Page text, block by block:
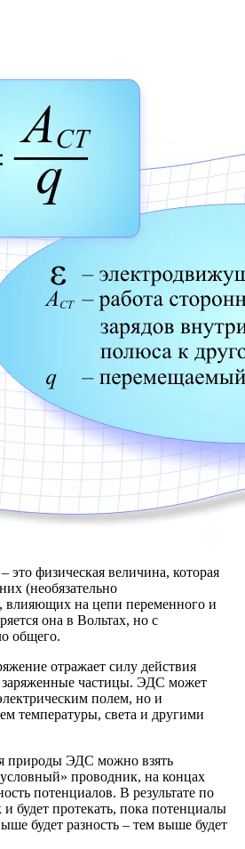
это физическая величина, которая
(необязательно
влияющих на цепи переменного и
она в Вольтах, но с
общего.
отражает силу действия
заряженные частицы. ЭДС может
полем, но и
температуры, света и другими
природы ЭДС можно взять
проводник, на концах
потенциалов. В результате по
будет протекать, пока потенциалы
будет разность – тем выше будет